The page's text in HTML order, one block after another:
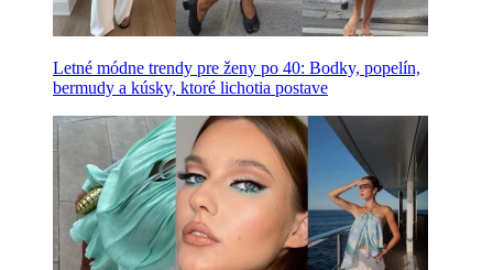
Letné módne trendy pre ženy po 40: Bodky, popelín,
bermudy a kúsky, ktoré lichotia postave